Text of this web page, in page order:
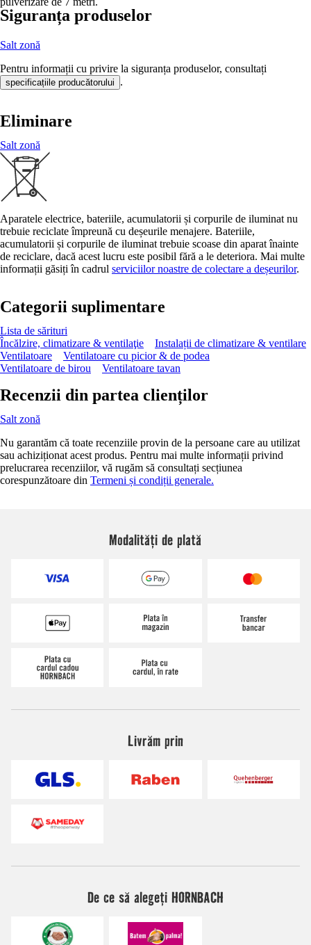
Siguranța produselor
Salt zonă
Pentru informații cu privire la siguranța produselor, consultați
specificațiile producătorului .
Eliminare
Salt zonă
Aparatele electrice, bateriile, acumulatorii și corpurile de iluminat nu
trebuie reciclate împreună cu deșeurile menajere. Bateriile,
acumulatorii și corpurile de iluminat trebuie scoase din aparat înainte
de reciclare, dacă acest lucru este posibil fără a le deteriora. Mai multe
informații găsiți în cadrul serviciilor noastre de colectare a deșeurilor.
Categorii suplimentare
Lista de sărituri
Încălzire, climatizare & ventilaţie
Instalații de climatizare & ventilare
Ventilatoare
Ventilatoare cu picior & de podea
Ventilatoare de birou
Ventilatoare tavan
Recenzii din partea clienților
Salt zonă
Nu garantăm că toate recenziile provin de la persoane care au utilizat
sau achiziționat acest produs. Pentru mai multe informații privind
prelucrarea recenziilor, vă rugăm să consultați secțiunea
corespunzătoare din Termeni și condiții generale.
Modalități de plată
Livrăm prin
De ce să alegeți HORNBACH